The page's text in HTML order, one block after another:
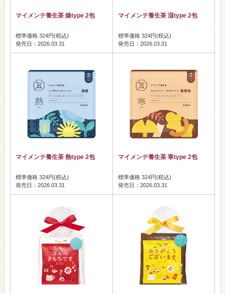
マイメンテ養生茶 燥type 2包
標準価格 324円(税込)
発売日：2026.03.31
マイメンテ養生茶 湿type 2包
標準価格 324円(税込)
発売日：2026.03.31
マイメンテ養生茶 熱type 2包
標準価格 324円(税込)
発売日：2026.03.31
マイメンテ養生茶 寒type 2包
標準価格 324円(税込)
発売日：2026.03.31